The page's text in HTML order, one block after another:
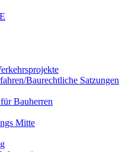
Baurechtliche Satzungen
Bauherren
Mitte